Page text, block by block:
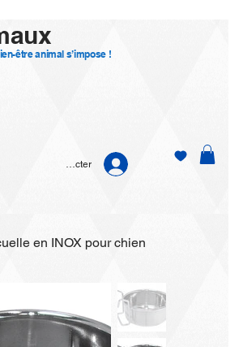
être animal s’impose !
Se connecter
en INOX pour chien